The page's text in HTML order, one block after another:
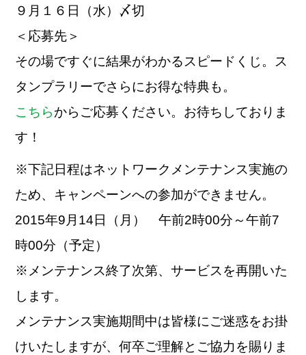
９月１６日（水）〆切
＜応募先＞
その場ですぐに結果がわかるスピードくじ。ス
タンプラリーでさらにお得な特典も。
こちらからご応募ください。お待ちしておりま
す！
※下記日程はネットワークメンテナンス実施の
ため、キャンペーンへの参加ができません。
2015年9月14日（月） 午前2時00分～午前7
時00分（予定）
※メンテナンス終了次第、サービスを再開いた
します。
メンテナンス実施期間中は皆様にご迷惑をお掛
けいたしますが、何卒ご理解とご協力を賜りま